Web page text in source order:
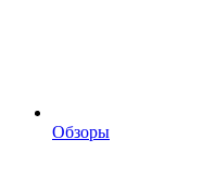
Обзоры